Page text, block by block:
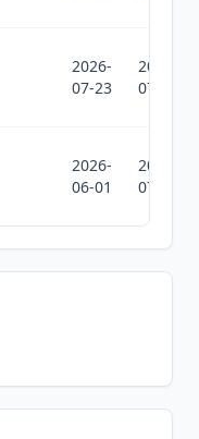
2026-
07-23
2026-
07-23
2026-
06-01
2026-
07-10